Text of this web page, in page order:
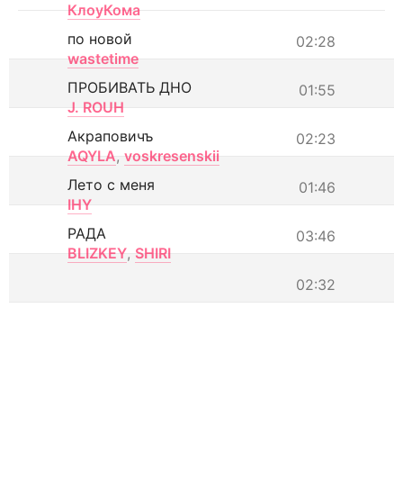
КлоуКома
02:28
по новой
wastetime
01:55
ПРОБИВАТЬ ДНО
J. ROUH
02:23
Акраповичъ
AQYLA, voskresenskii
01:46
Лето с меня
IHY
03:46
РАДА
BLIZKEY, SHIRI
02:32